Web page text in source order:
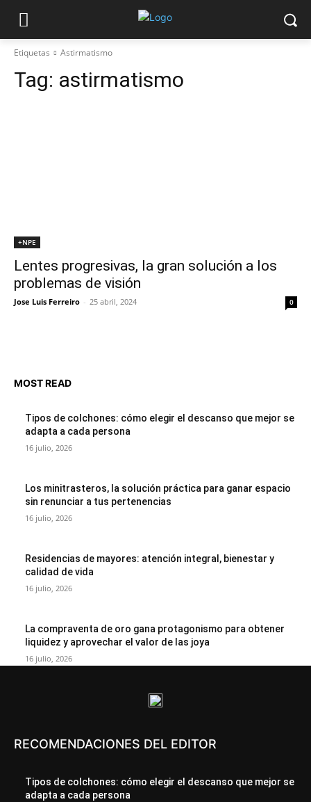
Etiquetas Astirmatismo
Tag: astirmatismo
+NPE
Lentes progresivas, la gran solución a los
problemas de visión
Jose Luis Ferreiro - 25 abril, 2024 0
MOST READ
Tipos de colchones: cómo elegir el descanso que mejor se
adapta a cada persona
16 julio, 2026
Los minitrasteros, la solución práctica para ganar espacio
sin renunciar a tus pertenencias
16 julio, 2026
Residencias de mayores: atención integral, bienestar y
calidad de vida
16 julio, 2026
La compraventa de oro gana protagonismo para obtener
liquidez y aprovechar el valor de las joya
16 julio, 2026
RECOMENDACIONES DEL EDITOR
Tipos de colchones: cómo elegir el descanso que mejor se
adapta a cada persona